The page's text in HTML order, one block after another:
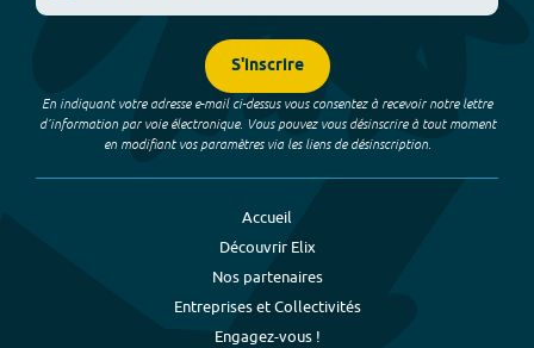
S'inscrire
En indiquant votre adresse e-mail ci-dessus vous consentez à recevoir notre lettre
d’information par voie électronique. Vous pouvez vous désinscrire à tout moment
en modifiant vos paramètres via les liens de désinscription.
Accueil
Découvrir Elix
Nos partenaires
Entreprises et Collectivités
Engagez-vous !